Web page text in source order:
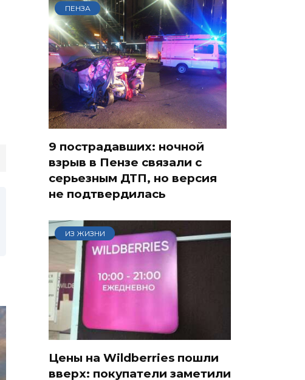
ПЕНЗА
9 пострадавших: ночной
взрыв в Пензе связали с
серьезным ДТП, но версия
не подтвердилась
ИЗ ЖИЗНИ
Цены на Wildberries пошли
вверх: покупатели заметили